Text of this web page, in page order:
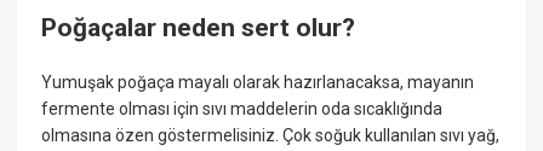
Poğaçalar neden sert olur?
Yumuşak poğaça mayalı olarak hazırlanacaksa, mayanın
fermente olması için sıvı maddelerin oda sıcaklığında
olmasına özen göstermelisiniz. Çok soğuk kullanılan sıvı yağ,